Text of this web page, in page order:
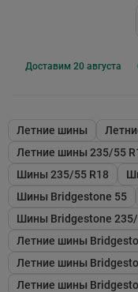
Доставим 20 августа
Летние шины
Летние шины 235/55
Шины 235/55 R18
Шины Bridgestone 55
Шины Bridgestone 235/
Летние шины
Летние шины
Летние шины